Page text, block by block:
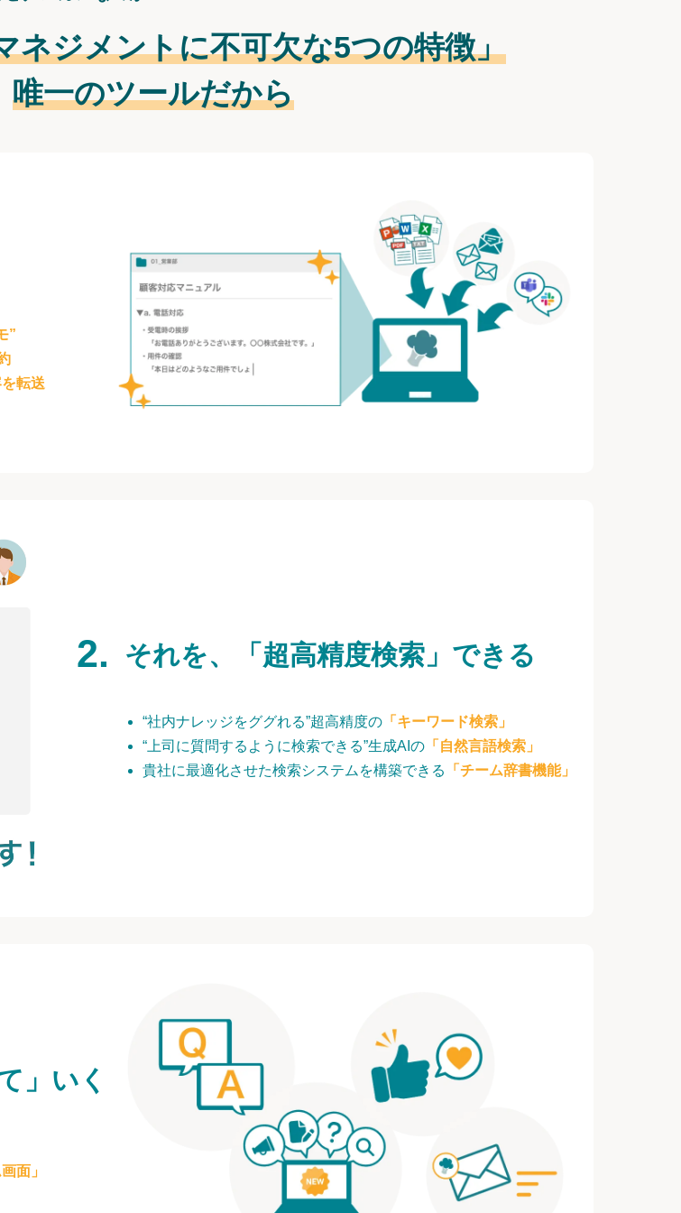
ネジメントに不可欠な5つの特徴」
唯一のツールだから
”
転送
それを、「超高精度検索」できる
“社内ナレッジをググれる”超高精度の 「キーワード検索」
“上司に質問するように検索できる”生成AIの 「自然言語検索」
貴社に最適化させた検索システムを構築できる
「チーム辞書機能」
」いく
面」